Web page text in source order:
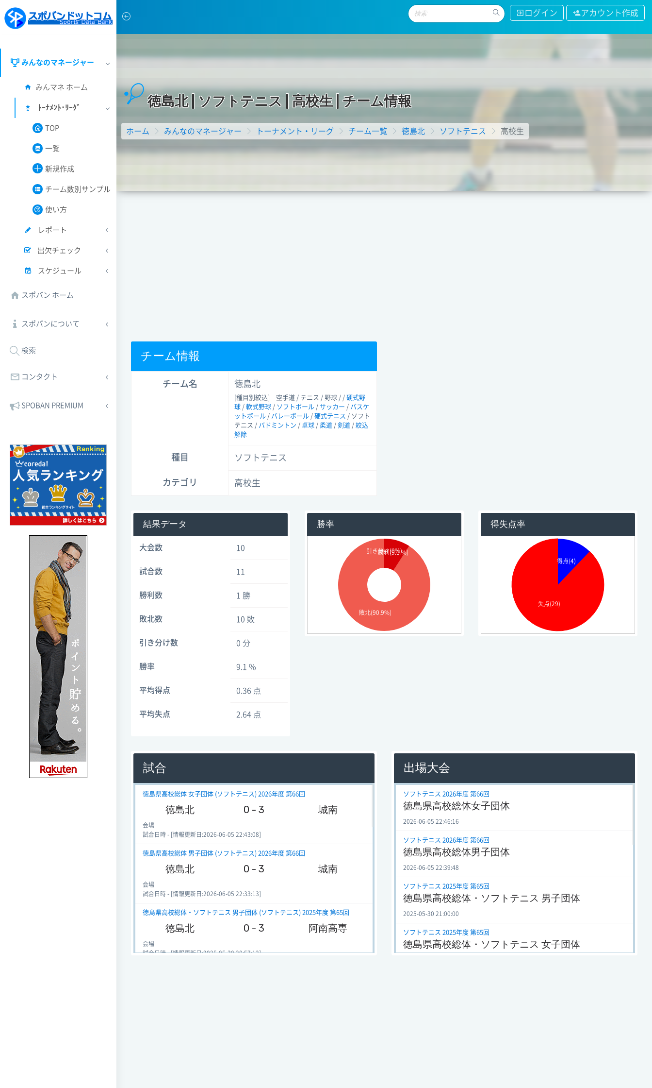
ログイン アカウント作成
みんなのマネージャー
みんマネ ホーム
ﾄｰﾅﾒﾝﾄ･ﾘｰｸﾞ
TOP
一覧
新規作成
チーム数別サンプル
使い方
レポート
出欠チェック
スケジュール
スポバン ホーム
スポバンについて
検索
コンタクト
SPOBAN PREMIUM
徳島北 ソフ トテニス 高校生 チーム情報
ホーム みんなのマネージャー トーナメント・リーグ チーム一覧 徳島北 ソフトテニス 高校生
チーム情報
チーム名 徳島北
[種目別絞込] 空手道 / テニス / 野球 / / 硬式野
球 / 軟式野球 / ソフトボール / サッカー / バスケ
ットボール / バレーボール / 硬式テニス / ソフト
テニス / バドミントン / 卓球 / 柔道 / 剣道 / 絞込
解除
種目 ソフトテニス
カテゴリ 高校生
結果データ
大会数 10
試合数 11
勝利数 1 勝
敗北数 10 敗
引き分け数 0 分
勝率 9.1 %
平均得点 0.36 点
平均失点 2.64 点
勝率
勝利(9.1 %)
敗北(90.9%)
引き分け(0%)
得失点率
得点(4)
失点(29)
試合
徳島県高校総体 女子団体 (ソフトテニス) 2026年度 第66回
徳島北 0 - 3 城南
会場
試合日時 - [情報更新日:2026-06-05 22:43:08]
徳島県高校総体 男子団体 (ソフトテニス) 2026年度 第66回
徳島北 0 - 3 城南
会場
試合日時 - [情報更新日:2026-06-05 22:33:13]
徳島県高校総体・ソフトテニス 男子団体 (ソフトテニス) 2025年度 第65回
徳島北 0 - 3 阿南高専
会場
試合日時 - [情報更新日:2025-05-30 20:57:12]
出場大会
ソフトテニス 2026年度 第66回
徳島県高校総体女子団体
2026-06-05 22:46:16
ソフトテニス 2026年度 第66回
徳島県高校総体男子団体
2026-06-05 22:39:48
ソフトテニス 2025年度 第65回
徳島県高校総体・ソフトテニス 男子団体
2025-05-30 21:00:00
ソフトテニス 2025年度 第65回
徳島県高校総体・ソフトテニス 女子団体